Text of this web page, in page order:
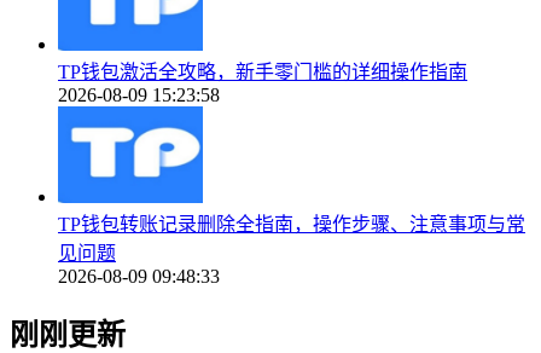
TP钱包激活全攻略，新手零门槛的详细操作指南
2026-08-09 15:23:58
TP钱包转账记录删除全指南，操作步骤、注意事项与常
见问题
2026-08-09 09:48:33
刚刚更新